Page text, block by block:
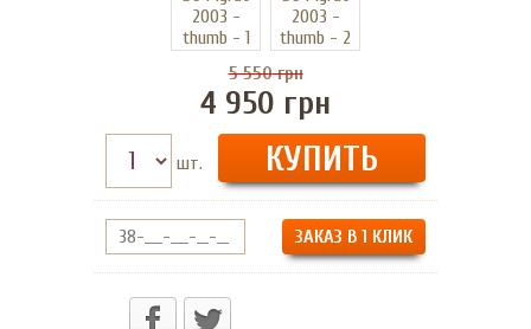
5 550грн
4 950 грн
шт.
ЗАКАЗ В 1 КЛИК